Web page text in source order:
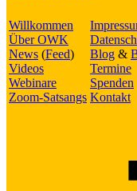
Willkommen
Über OWK
News (Feed)
Videos
Webinare
Zoom-Satsangs
Blog &
Termine
Spenden
Kontakt